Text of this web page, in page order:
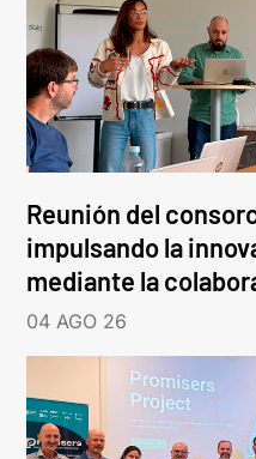
Reunión del
impulsando la
mediante la
04 AGO 26